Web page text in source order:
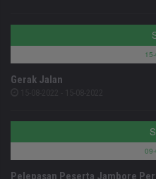
Gerak Jalan
Pelepasan Peserta Jambore